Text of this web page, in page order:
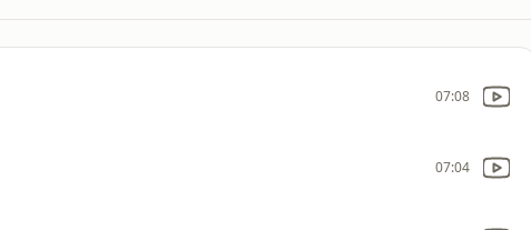
07:08
07:04